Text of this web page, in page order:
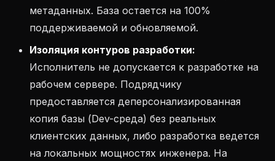
метаданных. База остается на 100%
поддерживаемой и обновляемой.
Изоляция контуров разработки:
Исполнитель не допускается к разработке на
рабочем сервере. Подрядчику
предоставляется деперсонализированная
копия базы (Dev-среда) без реальных
клиентских данных, либо разработка ведется
на локальных мощностях инженера. На